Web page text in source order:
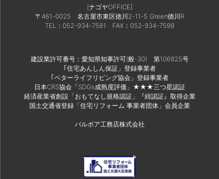
[ナゴヤOFFICE]
〒461-0025 名古屋市東区徳川2-11-5 Green徳川R
TEL：052-934-7581
FAX：052-934-7598
建設業許可番号：愛知県知事許可(般-30) 第106825号
｢住宅あんしん保証」登録事業者
｢ベターライフリビング協会」登録事業者
日本CRS協会「SDGs成熟度評価」★★★三つ星認証
経済産業省創設「おもてなし規格認証」『紺認証』取得企業
国土交通省登録「住宅リフォーム 事業者団体」会員企業
バルボア工務店株式会社